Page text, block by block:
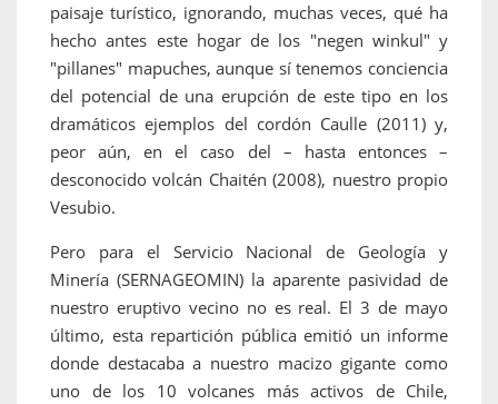
paisaje turístico, ignorando, muchas veces, qué ha
hecho antes este hogar de los "negen winkul" y
"pillanes" mapuches, aunque sí tenemos conciencia
del potencial de una erupción de este tipo en los
dramáticos ejemplos del cordón Caulle (2011) y,
peor aún, en el caso del – hasta entonces –
desconocido volcán Chaitén (2008), nuestro propio
Vesubio.
Pero para el Servicio Nacional de Geología y
Minería (SERNAGEOMIN) la aparente pasividad de
nuestro eruptivo vecino no es real. El 3 de mayo
último, esta repartición pública emitió un informe
donde destacaba a nuestro macizo gigante como
uno de los 10 volcanes más activos de Chile,